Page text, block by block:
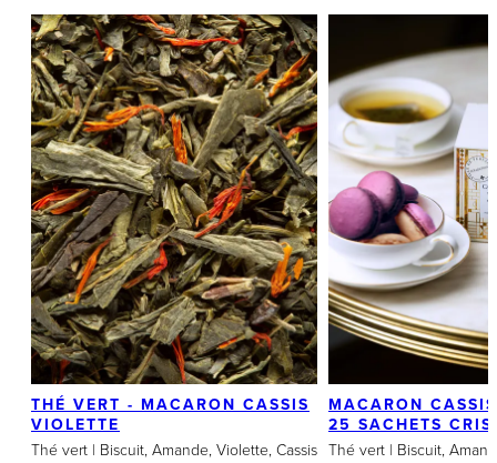
LA SÉLECTION DES THÉS
ET INFUSIONS
COFRAC
THÉ VERT - MACARON CASSIS
VIOLETTE
Thé vert | Biscuit, Amande, Violette, Cassis
MACARON
25 SACHETS
Thé vert | Biscuit,